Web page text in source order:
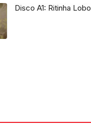
Disco A1: Ritinha Lobo